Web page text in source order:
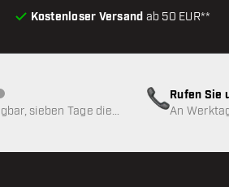
Kostenloser Versand ab 50 EUR**
nicht verfügbar
sieben Tage die
Rufen Sie
An